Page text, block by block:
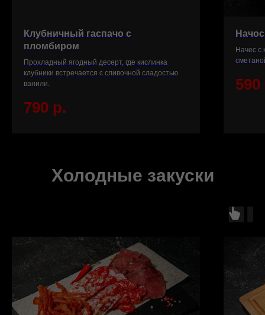
Клубничный гаспачо с
пломбиром
Прохладный ягодный десерт, где кислинка
клубники встречается с сливочной сладостью
ванили.
790 р.
Начос
Начес с
590
Холодные закуски